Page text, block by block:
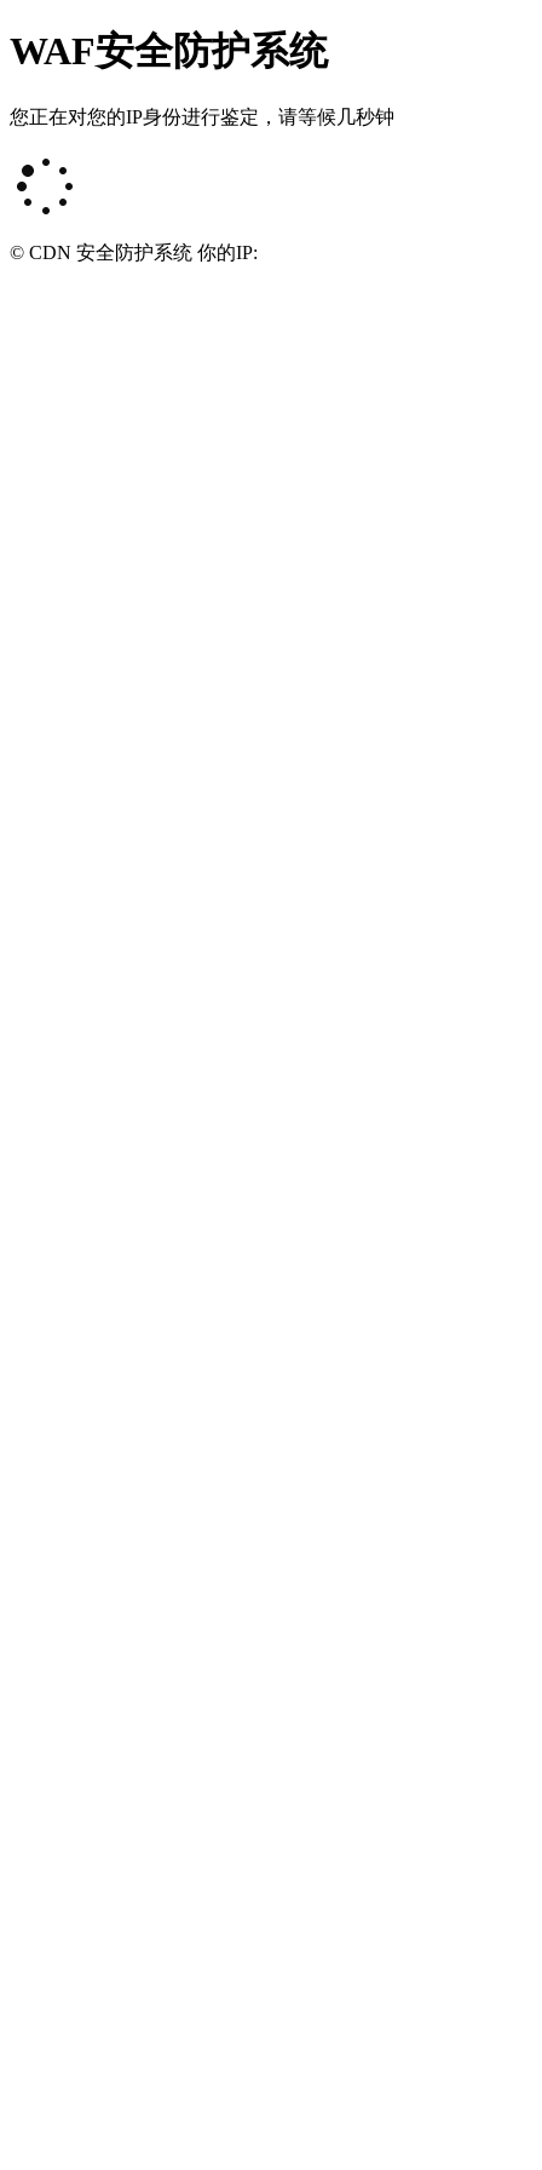
WAF安全防护系统
您正在对您的IP身份进行鉴定，请等候几秒钟
© CDN 安全防护系统 你的IP: